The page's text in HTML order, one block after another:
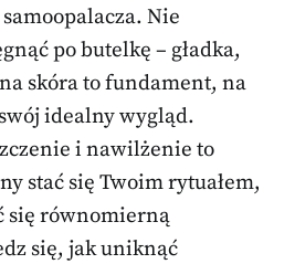
Nie
po butelkę – gładka,
skóra to fundament, na
idealny wygląd.
i nawilżenie to
stać się Twoim rytuałem,
się równomierną
się, jak uniknąć